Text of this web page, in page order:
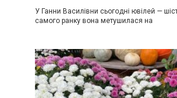
У Ганни Василівни сьогодні ювілей —
самого ранку вона метушилася на